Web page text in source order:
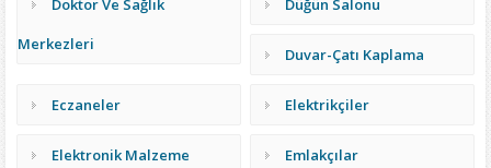
Doktor Ve Sağlık
Merkezleri
Düğün Salonu
Duvar-Çatı Kaplama
Eczaneler Elektrikçiler
Elektronik Malzeme
Emlakçılar